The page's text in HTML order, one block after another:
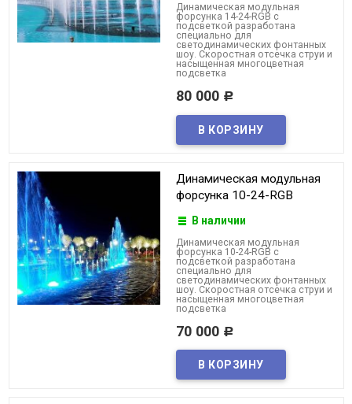
Динамическая модульная
форсунка 14-24-RGB с
подсветкой разработана
специально для
светодинамических фонтанных
шоу. Скоростная отсечка струи и
насыщенная многоцветная
подсветка
80 000 Р
Динамическая модульная
форсунка 10-24-RGB
В наличии
Динамическая модульная
форсунка 10-24-RGB с
подсветкой разработана
специально для
светодинамических фонтанных
шоу. Скоростная отсечка струи и
насыщенная многоцветная
подсветка
70 000 Р